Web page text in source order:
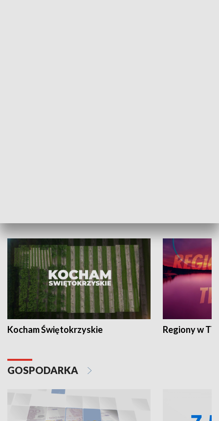
Kocham Świętokrzyskie Regiony w
GOSPODARKA